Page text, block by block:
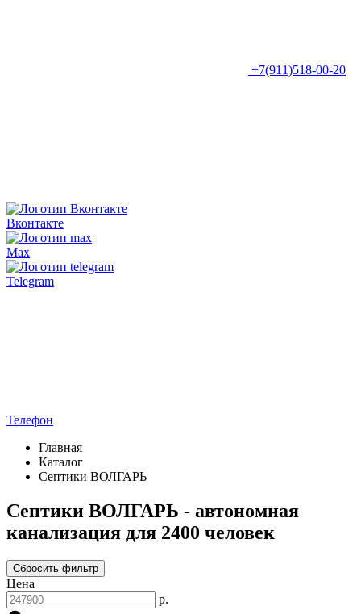
+7(911)518-00-20
Вконтакте
Max
Telegram
Телефон
Главная
Каталог
Септики ВОЛГАРЬ
Септики ВОЛГАРЬ - автономная
канализация для 2400 человек
Сбросить фильтр
Цена
р.